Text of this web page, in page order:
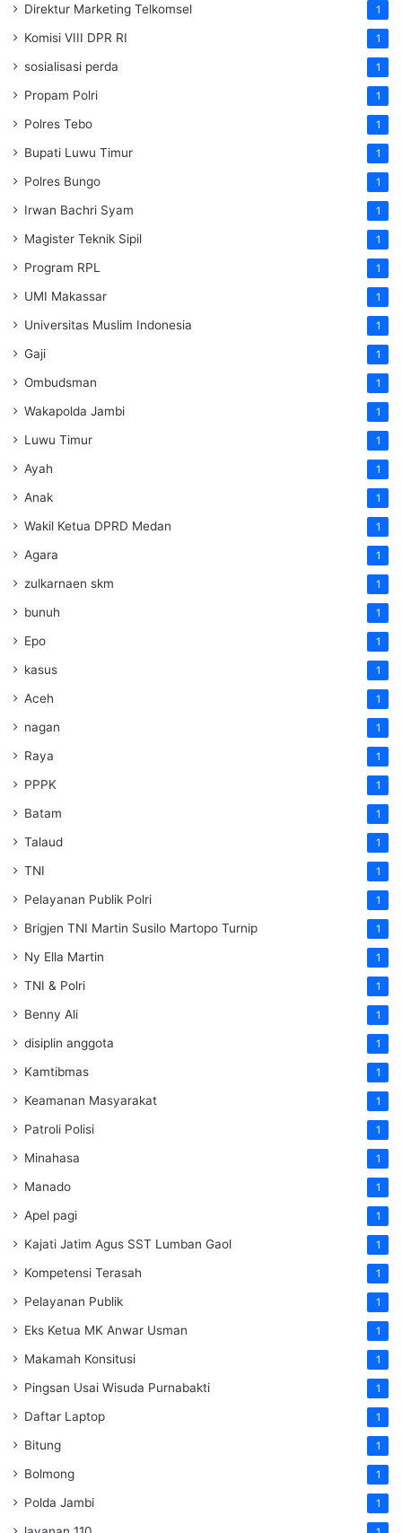
Direktur Marketing Telkomsel 1
Komisi VIII DPR RI 1
sosialisasi perda 1
Propam Polri 1
Polres Tebo 1
Bupati Luwu Timur 1
Polres Bungo 1
Irwan Bachri Syam 1
Magister Teknik Sipil 1
Program RPL 1
UMI Makassar 1
Universitas Muslim Indonesia 1
Gaji 1
Ombudsman 1
Wakapolda Jambi 1
Luwu Timur 1
Ayah 1
Anak 1
Wakil Ketua DPRD Medan 1
Agara 1
zulkarnaen skm 1
bunuh 1
Epo 1
kasus 1
Aceh 1
nagan 1
Raya 1
PPPK 1
Batam 1
Talaud 1
TNI 1
Pelayanan Publik Polri 1
Brigjen TNI Martin Susilo Martopo Turnip 1
Ny Ella Martin 1
TNI & Polri 1
Benny Ali 1
disiplin anggota 1
Kamtibmas 1
Keamanan Masyarakat 1
Patroli Polisi 1
Minahasa 1
Manado 1
Apel pagi 1
Kajati Jatim Agus SST Lumban Gaol 1
Kompetensi Terasah 1
Pelayanan Publik 1
Eks Ketua MK Anwar Usman 1
Makamah Konsitusi 1
Pingsan Usai Wisuda Purnabakti 1
Daftar Laptop 1
Bitung 1
Bolmong 1
Polda Jambi 1